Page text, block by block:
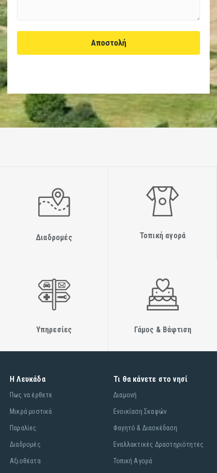
Αποστολή
Διαδρομές Τοπική αγορά
Υπηρεσίες Γάμος & Βάφτιση
Η Λευκάδα
Πως να έρθετε
Μικρά μυστικά
Παραλίες
Διαδρομές
Αξιοθέατα
Τι θα κάνετε στο νησί
Διαμονή
Ενοικίαση Σκαφών
Φαγητό & Διασκέδαση
Εναλλακτικές Δραστηριότητες
Τοπική Αγορά